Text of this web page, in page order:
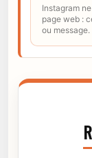
Instagram
page web :
ou message.